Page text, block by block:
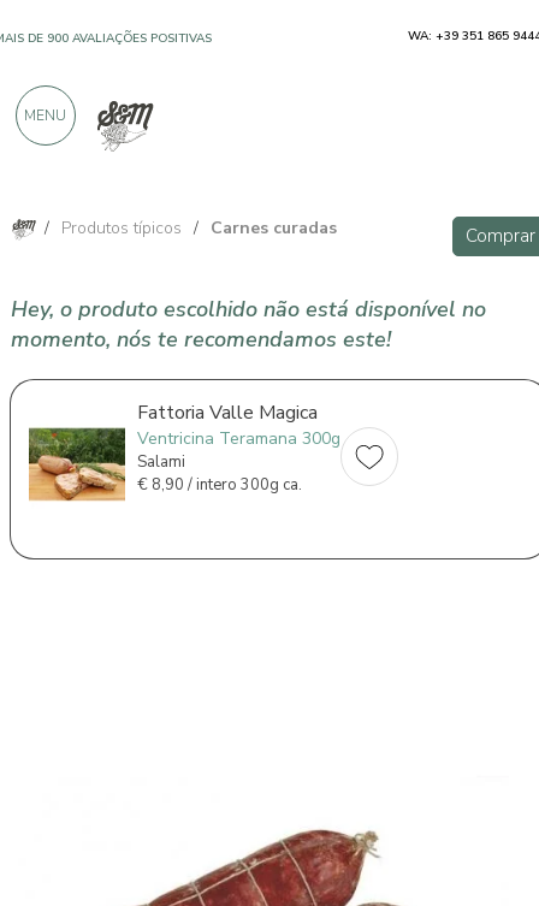
/ Produtos típicos / Carnes curadas Comprar
Hey, o produto escolhido não está disponível no
momento, nós te recomendamos este!
Fattoria Valle Magica
Ventricina Teramana 300g
Salami
€8,90 / intero 300g ca.
DE 900 AVALIAÇÕES POSITIVAS WA: +39 351 865
MENU